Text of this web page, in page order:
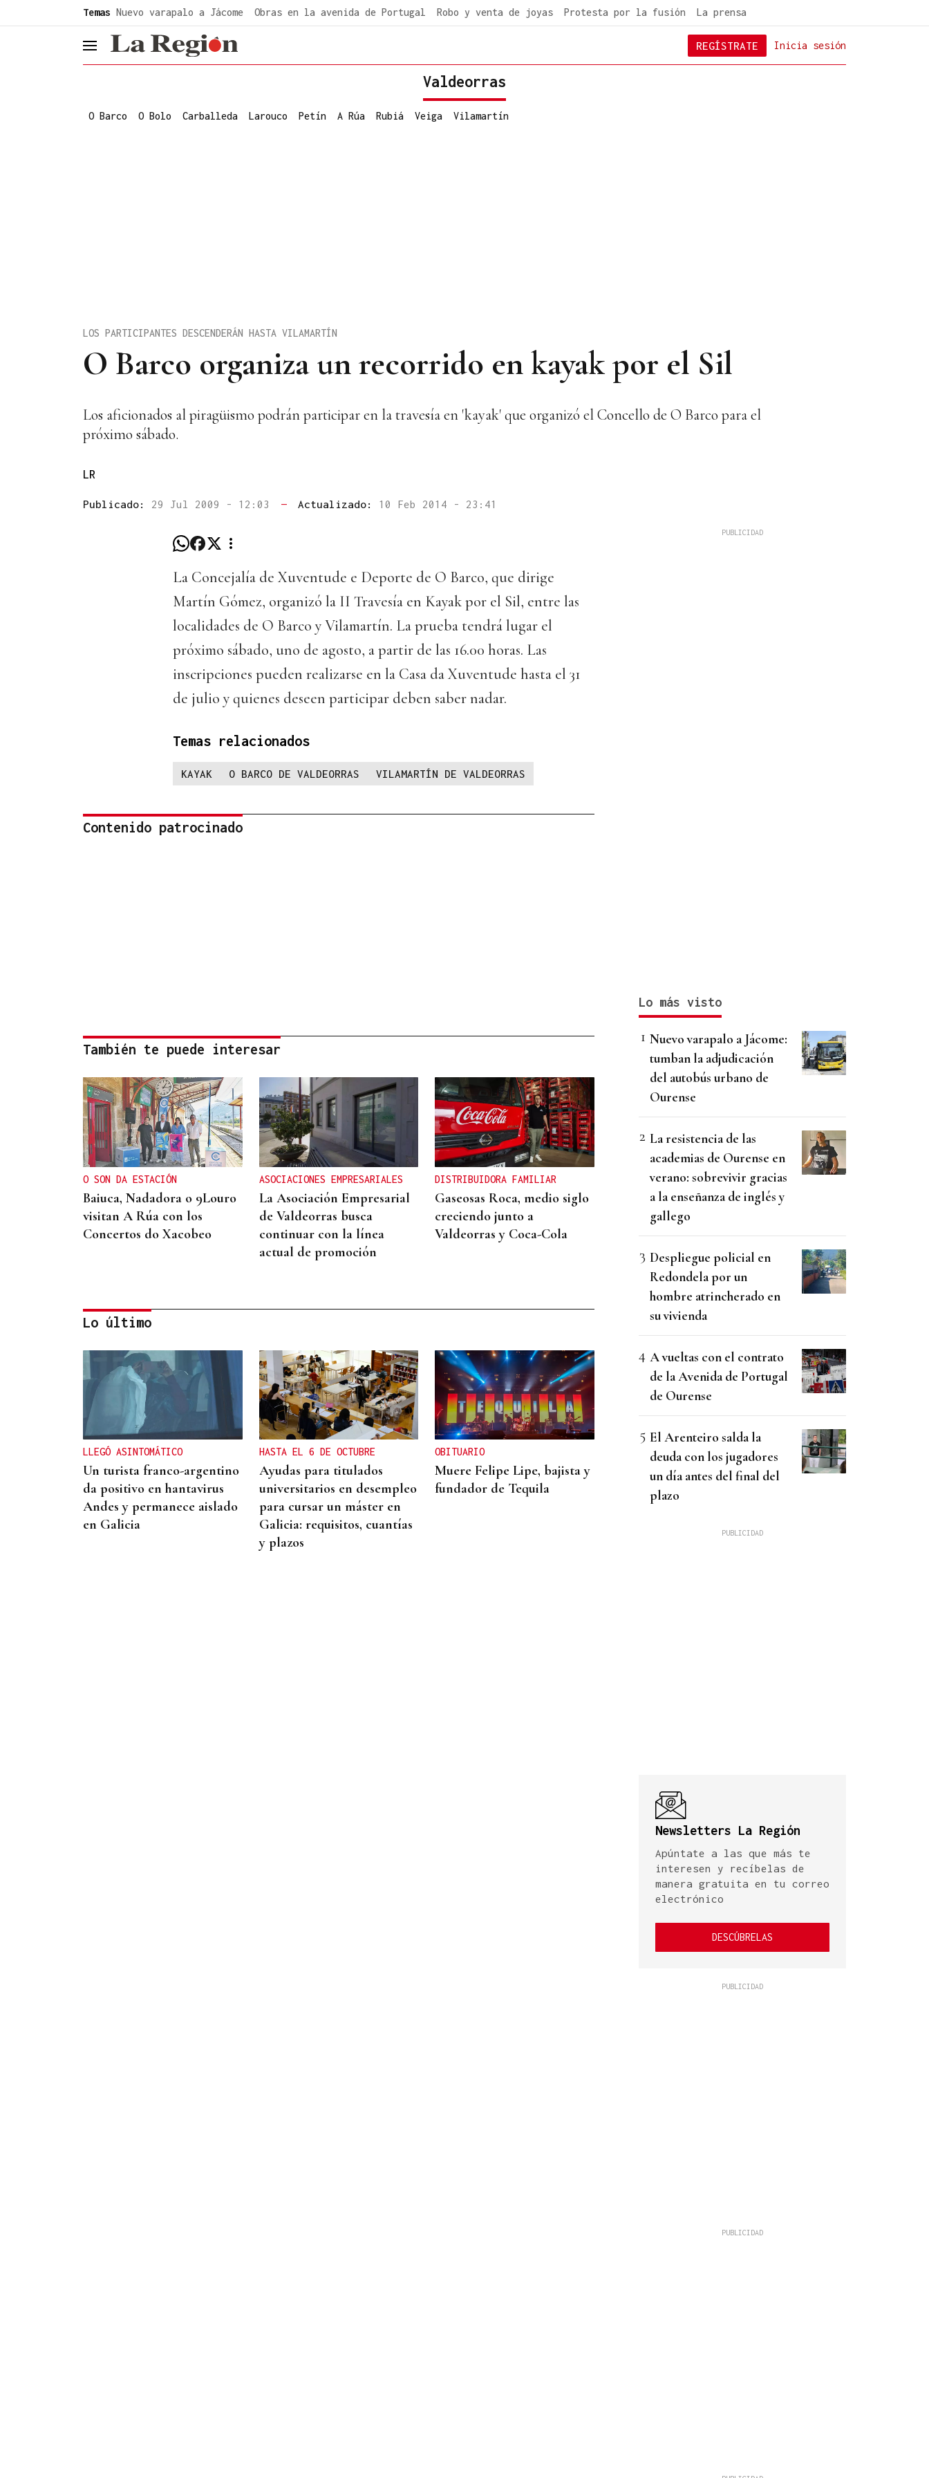
Temas Nuevo varapalo a Jácome Obras en la avenida de Portugal Robo y venta de joyas Protesta por la fusión La prensa
header.menu.open Inicia sesión
REGÍSTRATE
Valdeorras
O Barco O Bolo Carballeda Larouco Petín A Rúa Rubiá Veiga Vilamartín
O Barco organiza un recorrido en kayak por el Sil
LOS PARTICIPANTES DESCENDERÁN HASTA VILAMARTÍN
Los aficionados al piragüismo podrán participar en la travesía en 'kayak' que organizó el Concello de O Barco para el
próximo sábado.
LR
Publicado: 29 Jul 2009 - 12:03 — Actualizado: 10 Feb 2014 - 23:41
La Concejalía de Xuventude e Deporte de O Barco, que dirige
Martín Gómez, organizó la II Travesía en Kayak por el Sil, entre las
localidades de O Barco y Vilamartín. La prueba tendrá lugar el
próximo sábado, uno de agosto, a partir de las 16.00 horas. Las
inscripciones pueden realizarse en la Casa da Xuventude hasta el 31
de julio y quienes deseen participar deben saber nadar.
Temas relacionados
KAYAK O BARCO DE VALDEORRAS VILAMARTÍN DE VALDEORRAS
Contenido patrocinado
También te puede interesar
O SON DA ESTACIÓN
Baiuca, Nadadora o 9Louro
visitan A Rúa con los
Concertos do Xacobeo
ASOCIACIONES EMPRESARIALES
La Asociación Empresarial
de Valdeorras busca
continuar con la línea
actual de promoción
DISTRIBUIDORA FAMILIAR
Gaseosas Roca, medio siglo
creciendo junto a
Valdeorras y Coca-Cola
IMPULSO AL TEJIDO
EMPRESARIAL
La Asociación Empresarial
de Valdeorras (AEVA)
continuará apostando por
la formación tras el verano
Lo último
LLEGÓ ASINTOMÁTICO
Un turista franco-argentino
da positivo en hantavirus
Andes y permanece aislado
en Galicia
HASTA EL 6 DE OCTUBRE
Ayudas para titulados
universitarios en desempleo
para cursar un máster en
Galicia: requisitos, cuantías
y plazos
OBITUARIO
Muere Felipe Lipe, bajista y
fundador de Tequila
Lo más visto
Nuevo varapalo a Jácome:
tumban la adjudicación
del autobús urbano de
Ourense
La resistencia de las
academias de Ourense en
verano: sobrevivir gracias
a la enseñanza de inglés y
gallego
Despliegue policial en
Redondela por un
hombre atrincherado en
su vivienda
A vueltas con el contrato
de la Avenida de Portugal
de Ourense
El Arenteiro salda la
deuda con los jugadores
un día antes del final del
plazo
Newsletters La Región
Apúntate a las que más te
interesen y recíbelas de
manera gratuita en tu correo
electrónico
DESCÚBRELAS